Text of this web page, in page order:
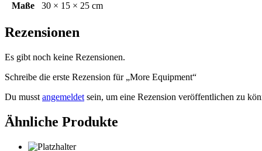
Maße
30 × 15 × 25 cm
Rezensionen
Es gibt noch keine Rezensionen.
Schreibe die erste Rezension für „More Equipment“
Du musst angemeldet sein, um eine Rezension veröffentlichen zu
Ähnliche Produkte